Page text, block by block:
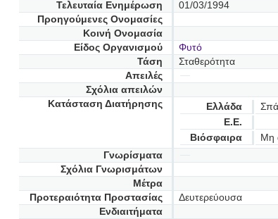
Τελευταία Ενημέρωση
01/03/1994
Προηγούμενες Oνομασίες
Κοινή Ονομασία
Είδος Οργανισμού
Φυτό
Τάση
Σταθερότητα
Απειλές
Σχόλια απειλών
Κατάσταση Διατήρησης
Ελλάδα
Ε.Ε.
Βιόσφαιρα
Μη
Γνωρίσματα
Σχόλια Γνωρισμάτων
Μέτρα
Προτεραιότητα Προστασίας
Δευτερεύουσα
Ενδιαιτήματα